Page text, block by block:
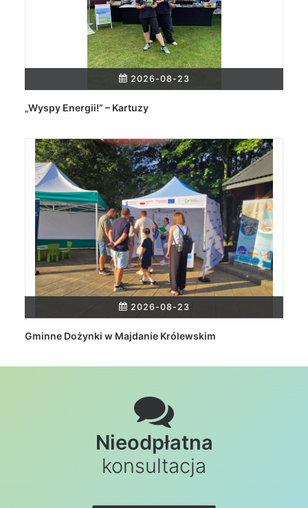
„Wyspy Energii!” – Kartuzy
2026-08-23
Gminne Dożynki w Majdanie Królewskim
2026-08-23
Nieodpłatna
konsultacja